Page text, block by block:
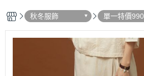
秋冬服飾 單一特價990